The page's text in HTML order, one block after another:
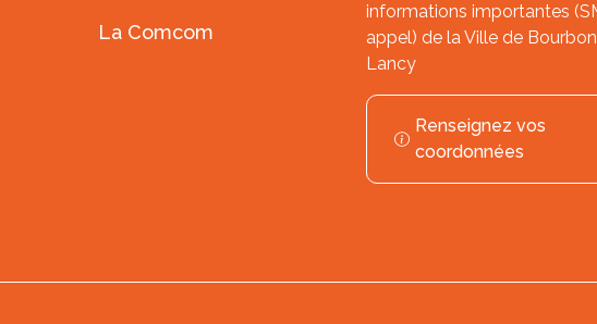
La Comcom
informations importantes
appel) de la Ville de Bourbon
Lancy
Renseignez vos
coordonnées